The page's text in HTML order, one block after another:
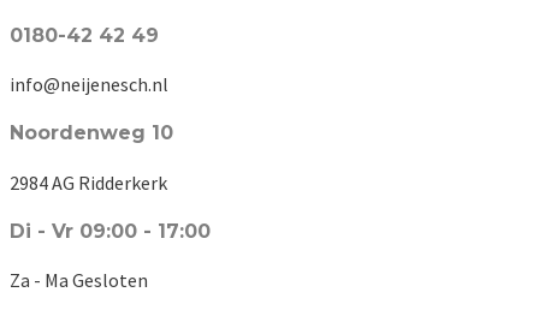
0180-42 42 49
info@neijenesch.nl
Noordenweg 10
2984 AG Ridderkerk
Di - Vr 09:00 - 17:00
Za - Ma Gesloten